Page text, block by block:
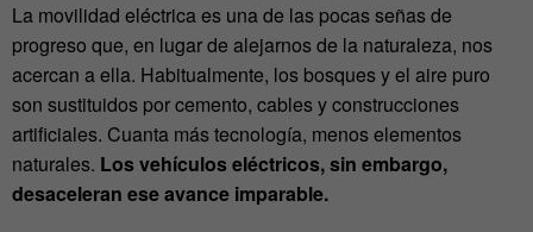
La movilidad eléctrica es una de las pocas señas de
progreso que, en lugar de alejarnos de la naturaleza, nos
acercan a ella. Habitualmente, los bosques y el aire puro
son sustituidos por cemento, cables y construcciones
artificiales. Cuanta más tecnología, menos elementos
naturales. Los vehículos eléctricos, sin embargo,
desaceleran ese avance imparable.